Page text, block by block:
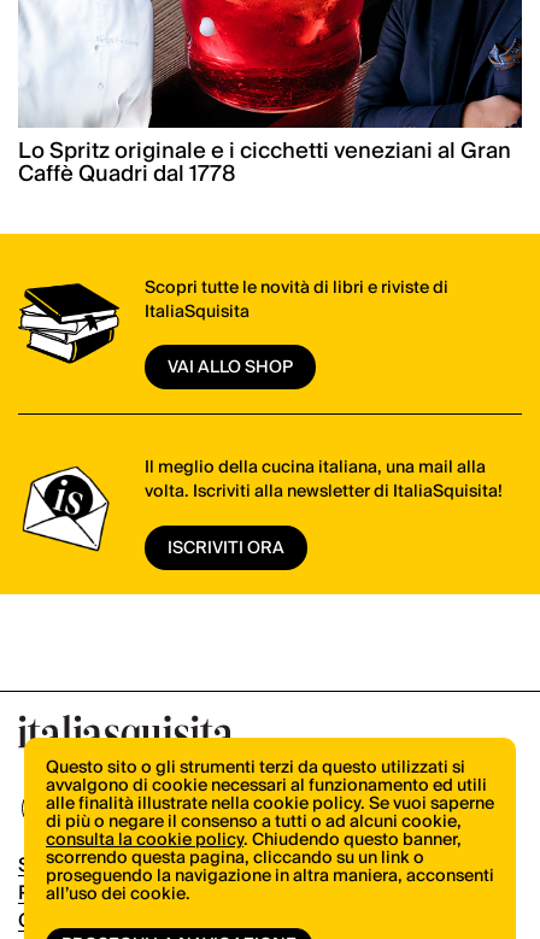
Lo Spritz originale e i cicchetti veneziani al Gran
Caffè Quadri dal 1778
Scopri tutte le novità di libri e riviste di
ItaliaSquisita
VAI ALLO SHOP
Il meglio della cucina italiana, una mail alla
volta. Iscriviti alla newsletter di ItaliaSquisita!
ISCRIVITI ORA
Shop
Pubblicità
Contatti
Questo sito o gli strumenti terzi da questo utilizzati si
avvalgono di cookie necessari al funzionamento ed utili
alle finalità illustrate nella cookie policy. Se vuoi saperne
di più o negare il consenso a tutti o ad alcuni cookie,
consulta la cookie policy. Chiudendo questo banner,
scorrendo questa pagina, cliccando su un link o
proseguendo la navigazione in altra maniera, acconsenti
all’uso dei cookie.